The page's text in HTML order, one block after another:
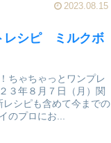
2023.08.15
レシピ ミルクボ
ちゃちゃっとワンプレ
３年８月７日（月）関
シピも含めて今までの
のプロにお...